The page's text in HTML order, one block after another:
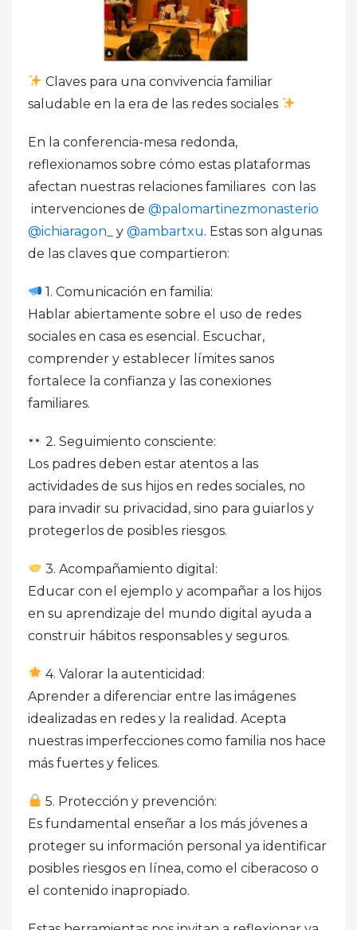
Claves para una convivencia familiar
saludable en la era de las redes sociales
En la conferencia-mesa redonda,
reflexionamos sobre cómo estas plataformas
afectan nuestras relaciones familiares con las
intervenciones de @palomartinezmonasterio
@ichiaragon_
y @ambartxu. Estas son algunas
de las claves que compartieron:
1. Comunicación en familia:
Hablar abiertamente sobre el uso de redes
sociales en casa es esencial. Escuchar,
comprender y establecer límites sanos
fortalece la confianza y las conexiones
familiares.
2. Seguimiento consciente:
Los padres deben estar atentos a las
actividades de sus hijos en redes sociales, no
para invadir su privacidad, sino para guiarlos y
protegerlos de posibles riesgos.
3. Acompañamiento digital:
Educar con el ejemplo y acompañar a los hijos
en su aprendizaje del mundo digital ayuda a
construir hábitos responsables y seguros.
4. Valorar la autenticidad:
Aprender a diferenciar entre las imágenes
idealizadas en redes y la realidad. Acepta
nuestras imperfecciones como familia nos hace
más fuertes y felices.
5. Protección y prevención:
Es fundamental enseñar a los más jóvenes a
proteger su información personal ya identificar
posibles riesgos en línea, como el ciberacoso o
el contenido inapropiado.